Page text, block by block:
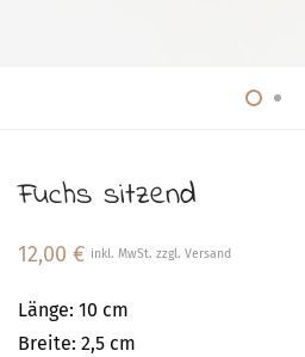
Fuchs sitzend
12,00 € inkl. MwSt. zzgl. Versand
Länge: 10 cm
Breite: 2,5 cm